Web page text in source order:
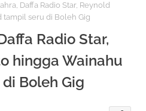
Daffa Radio Star, Reynold
tampil seru di Boleh Gig
Radio Star,
hingga Wainahu
Boleh Gig